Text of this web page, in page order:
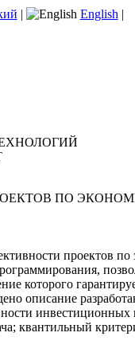
| English |
ПО
проектов
которого
описание
квантильный